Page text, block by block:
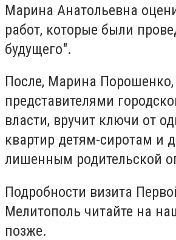
Марина Анатольевна
работ, которые были
будущего".
После, Марина Порошенко,
представителями
власти, вручит ключи от
квартир детям-сиротам и
лишенным родительской
Подробности визита
Мелитополь читайте на
позже.